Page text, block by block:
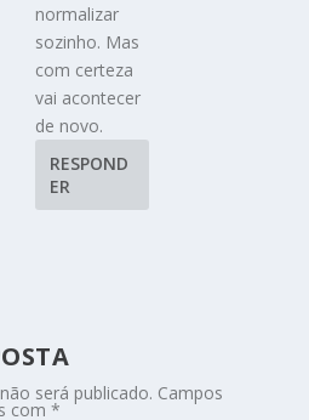
normalizar
sozinho. Mas
com certeza
vai acontecer
de novo.
RESPOND
ER
será publicado. Campos
com*